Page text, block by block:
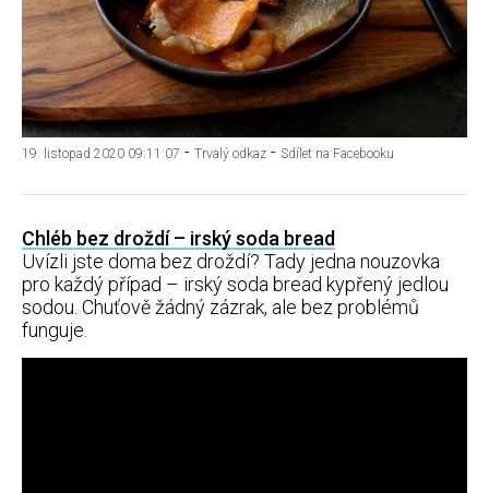
19. listopad 2020 09:11:07 - Trvalý odkaz - Sdílet na Facebooku
Chléb bez droždí – irský soda bread
Uvízli jste doma bez droždí? Tady jedna nouzovka
pro každý případ – irský soda bread kypřený jedlou
sodou. Chuťově žádný zázrak, ale bez problémů
funguje.